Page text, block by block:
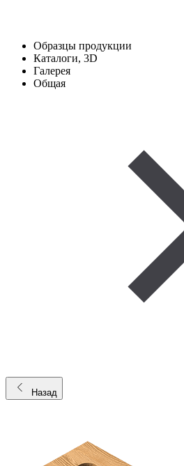
Образцы продукции
Каталоги, 3D
Галерея
Общая
Назад